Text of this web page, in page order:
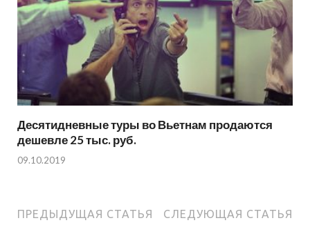
Десятидневные туры во Вьетнам продаются
дешевле 25 тыс. руб.
09.10.2019
ПРЕДЫДУЩАЯ СТАТЬЯ СЛЕДУЮЩАЯ СТАТЬЯ